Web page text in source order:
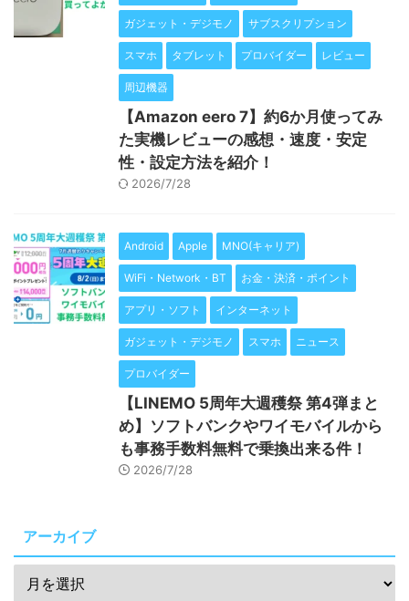
ガジェット・デジモノ サブスクリプション
スマホ タブレット プロバイダー レビュー
周辺機器
【Amazon eero 7】約6か月使ってみ
た実機レビューの感想・速度・安定
性・設定方法を紹介！
2026/7/28
Android Apple MNO(キャリア)
WiFi・Network・BT お金・決済・ポイント
アプリ・ソフト インターネット
ガジェット・デジモノ スマホ ニュース
プロバイダー
【LINEMO 5周年大週穫祭 第4弾まと
め】ソフトバンクやワイモバイルから
も事務手数料無料で乗換出来る件！
2026/7/28
アーカイブ